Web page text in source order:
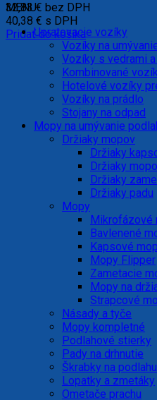
32,83€ bez DPH
40,38 € s DPH
Pridať do košíka
MENU
Upratovacie vozíky
Vozíky na
Vozíky s vedrami
Kombinované
Hotelové vozíky
Vozíky na prádlo
Stojany na odpad
Mopy na umývanie
Držiaky mopov
Držiaky
Držiaky
Držiaky
Držiaky padu
Mopy
Mikrofázové
Bavlenené
Kapsové
Mopy Flipper
Zametacie
Mopy na
Strapcové
Násady a tyče
Mopy kompletné
Podlahové stierky
Pady na drhnutie
Škrabky na podlahu
Lopatky a zmetáky
Ometače prachu